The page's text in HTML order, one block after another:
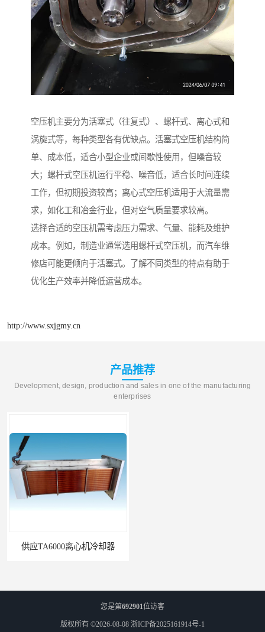
空压机主要分为活塞式（往复式）、螺杆式、离心式和
涡旋式等，每种类型各有优缺点。活塞式空压机结构简
单、成本低，适合小型企业或间歇性使用，但噪音较
大；螺杆式空压机运行平稳、噪音低，适合长时间连续
工作，但初期投资较高；离心式空压机适用于大流量需
求，如化工和冶金行业，但对空气质量要求较高。
选择合适的空压机需考虑压力需求、气量、能耗及维护
成本。例如，制造业通常选用螺杆式空压机，而汽车维
修店可能更倾向于活塞式。了解不同类型的特点有助于
优化生产效率并降低运营成本。
http://www.sxjgmy.cn
产品推荐
Development, design, production and sales in one of the manufacturing
enterprises
供应TA6000离心机冷却器
您是第692901位访客
版权所有 ©2026-08-08 浙ICP备2025161914号-1